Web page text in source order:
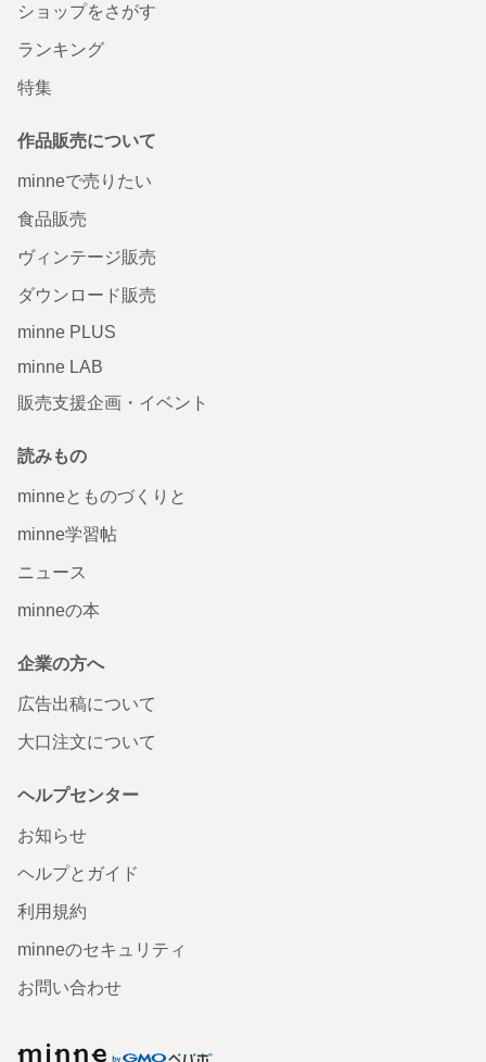
ショップをさがす
ランキング
特集
作品販売について
minneで売りたい
食品販売
ヴィンテージ販売
ダウンロード販売
minne PLUS
minne LAB
販売支援企画・イベント
読みもの
minneとものづくりと
minne学習帖
ニュース
minneの本
企業の方へ
広告出稿について
大口注文について
ヘルプセンター
お知らせ
ヘルプとガイド
利用規約
minneのセキュリティ
お問い合わせ